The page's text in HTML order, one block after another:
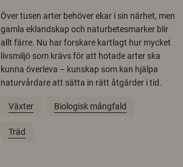
Över tusen arter behöver ekar i sin närhet, men
gamla eklandskap och naturbetesmarker blir
allt färre. Nu har forskare kartlagt hur mycket
livsmiljö som krävs för att hotade arter ska
kunna överleva – kunskap som kan hjälpa
naturvårdare att sätta in rätt åtgärder i tid.
Växter Biologisk mångfald
Träd